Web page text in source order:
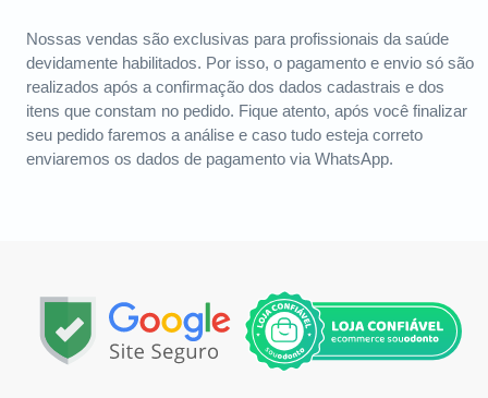
Nossas vendas são exclusivas para profissionais da saúde
devidamente habilitados. Por isso, o pagamento e envio só são
realizados após a confirmação dos dados cadastrais e dos
itens que constam no pedido. Fique atento, após você finalizar
seu pedido faremos a análise e caso tudo esteja correto
enviaremos os dados de pagamento via WhatsApp.